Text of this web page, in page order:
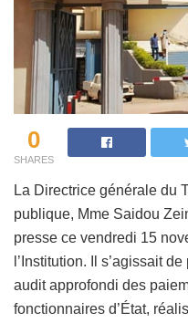
0
SHARES
La Directrice générale du
publique, Mme Saidou
presse ce vendredi 15
l’Institution. Il s’agissait
audit approfondi des
fonctionnaires d’État,